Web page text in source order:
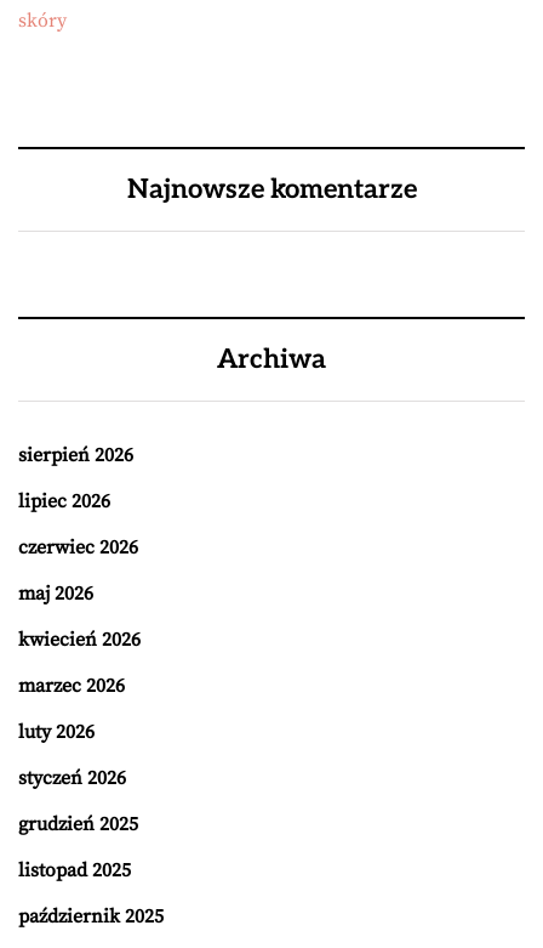
skóry
Najnowsze komentarze
Archiwa
sierpień 2026
lipiec 2026
czerwiec 2026
maj 2026
kwiecień 2026
marzec 2026
luty 2026
styczeń 2026
grudzień 2025
listopad 2025
październik 2025